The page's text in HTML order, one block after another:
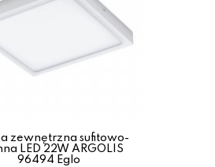
zewnętrzna sufitowo-
LED 22W ARGOLIS
96494 Eglo